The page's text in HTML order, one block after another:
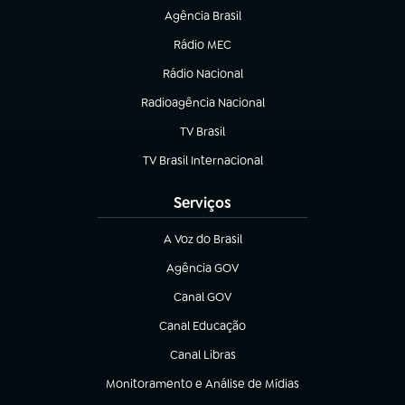
Agência Brasil
(abre em nova aba)
Rádio MEC
(abre em nova aba)
Rádio Nacional
Radioagência Nacional
(abre em nova aba)
TV Brasil
(abre em nova aba)
TV Brasil Internacional
(abre em nova aba)
Serviços
A Voz do Brasil
(abre em nova aba)
Agência GOV
(abre em nova aba)
Canal GOV
(abre em nova aba)
Canal Educação
(abre em nova aba)
Canal Libras
(abre em nova aba)
Monitoramento e Análise de Mídias
(abre em nova aba)